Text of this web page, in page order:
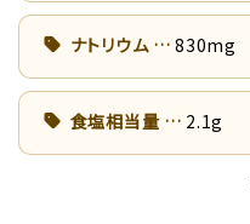
ナトリウム 830mg
食塩相当量 2.1g